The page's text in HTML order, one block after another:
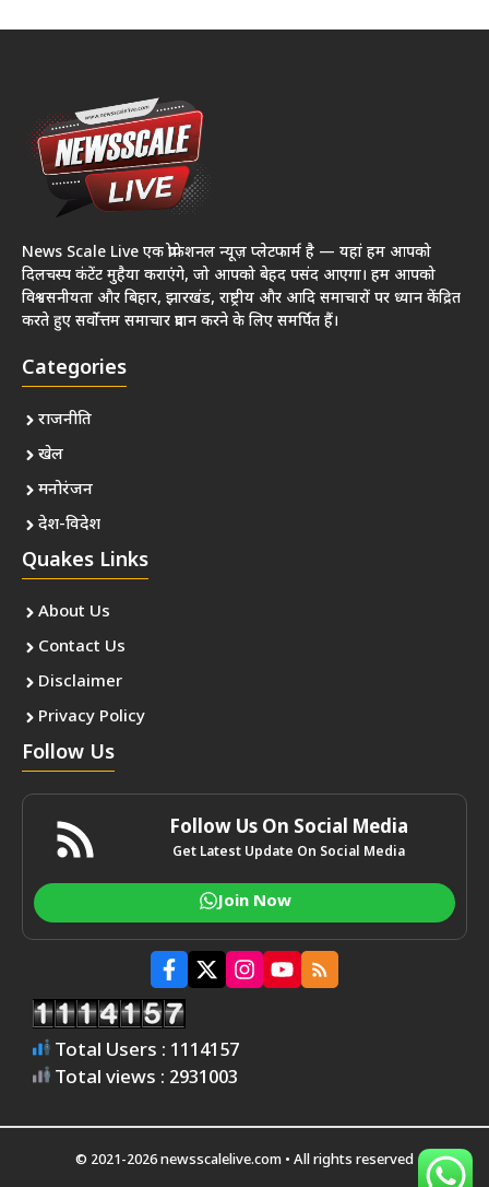
News Scale Live एक प्रोफेशनल न्यूज़ प्लेटफार्म है — यहां हम आपको
दिलचस्प कंटेंट मुहैया कराएंगे, जो आपको बेहद पसंद आएगा। हम आपको
विश्वसनीयता और बिहार, झारखंड, राष्ट्रीय और आदि समाचारों पर ध्यान केंद्रित
करते हुए सर्वोत्तम समाचार प्रदान करने के लिए समर्पित हैं।
Categories
राजनीति
खेल
मनोरंजन
देश-विदेश
Quakes Links
About Us
Contact Us
Disclaimer
Privacy Policy
Follow Us
Follow Us On Social Media
Get Latest Update On Social Media
Join Now
Total Users : 1114157
Total views : 2931003
© 2021-2026 newsscalelive.com • All rights reserved